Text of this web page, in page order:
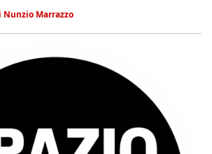
Nunzio Marrazzo